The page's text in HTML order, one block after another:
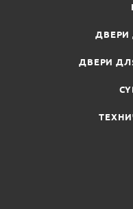
ДВЕРИ
ДВЕРИ